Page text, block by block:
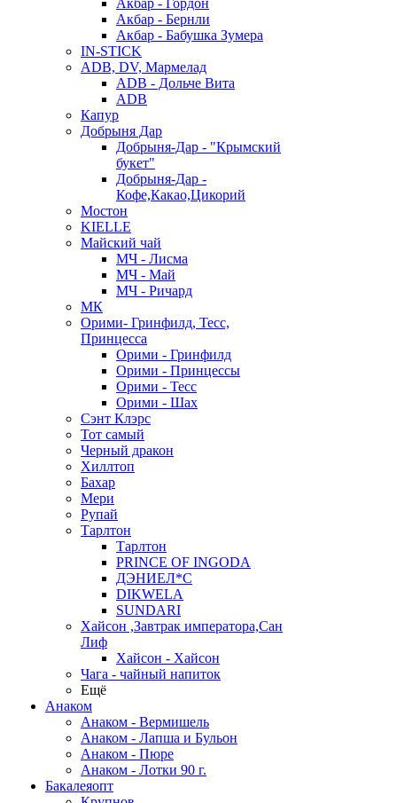
Акбар - Гордон
Акбар - Бернли
Акбар - Бабушка Зумера
IN-STICK
ADB, DV, Мармелад
ADB - Дольче Вита
ADB
Капур
Добрыня Дар
Добрыня-Дар - "Крымский
букет"
Добрыня-Дар -
Кофе,Какао,Цикорий
Мостон
KIELLE
Майский чай
МЧ - Лисма
МЧ - Май
МЧ - Ричард
МК
Орими- Гринфилд, Тесс,
Принцесса
Орими - Гринфилд
Орими - Принцессы
Орими - Тесс
Орими - Шах
Сэнт Клэрс
Тот самый
Черный дракон
Хиллтоп
Бахар
Мери
Рупай
Тарлтон
Тарлтон
PRINCE OF INGODA
ДЭНИЕЛ*С
DIKWELA
SUNDARI
Хайсон ,Завтрак императора,Сан
Лиф
Хайсон - Хайсон
Чага - чайный напиток
Ещё
Анаком
Анаком - Вермишель
Анаком - Лапша и Бульон
Анаком - Пюре
Анаком - Лотки 90 г.
Бакалеяопт